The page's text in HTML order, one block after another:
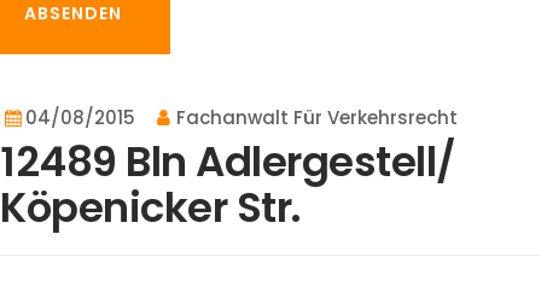
ABSENDEN
04/08/2015 Fachanwalt Für Verkehrsrecht
12489 Bln Adlergestell/
Köpenicker Str.